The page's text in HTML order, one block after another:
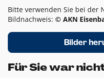
Bitte verwenden Sie bei der
Bildnachweis: © AKN
Bilder
Für Sie war